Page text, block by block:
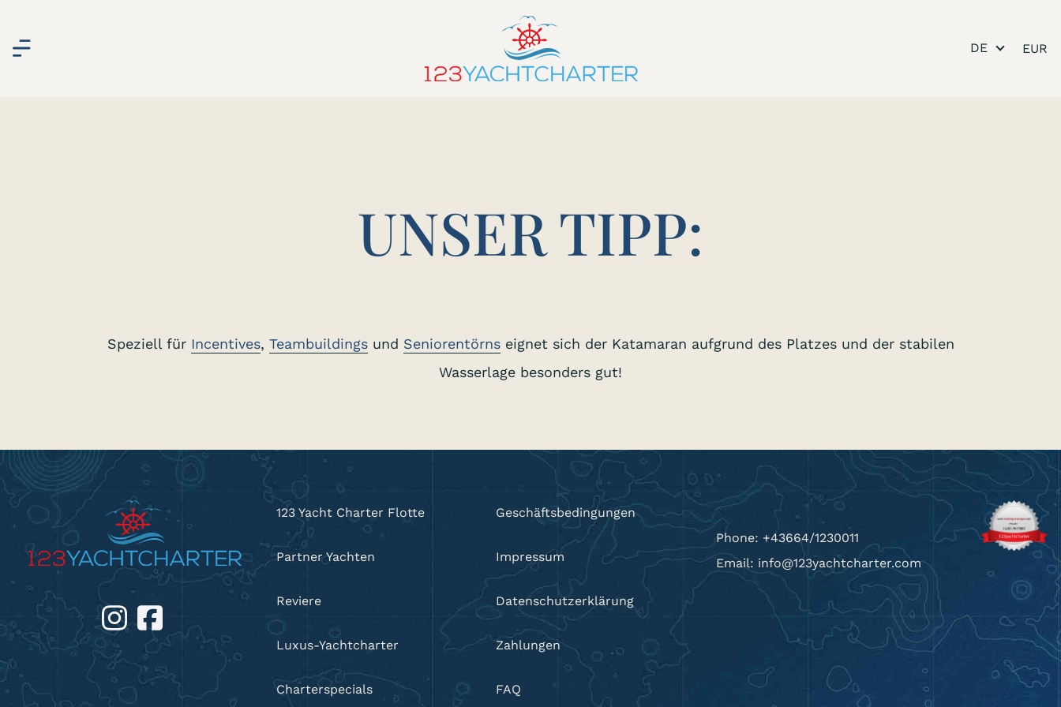
DE
UNSER TIPP:
Speziell für Incentives, Teambuildingsund Seniorentörnseignet sich der Katamaran aufgrund des Platzes und der stabilen
Wasserlage besonders gut!
123 Yacht Charter Flotte
Partner Yachten
Reviere
Luxus-Yachtcharter
Charterspecials
Geschäftsbedingungen
Impressum
Datenschutzerklärung
Zahlungen
FAQ
Phone: +43664/1230011
Email: info@123yachtcharter.com